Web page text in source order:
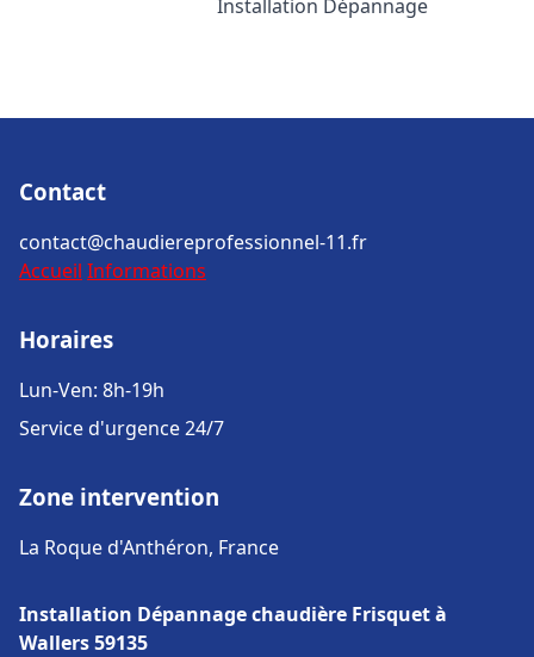
Installation Dépannage
Contact
contact@chaudiereprofessionnel-11.fr
Accueil Informations
Horaires
Lun-Ven: 8h-19h
Service d'urgence 24/7
Zone intervention
La Roque d'Anthéron, France
Installation Dépannage chaudière Frisquet à
Wallers 59135